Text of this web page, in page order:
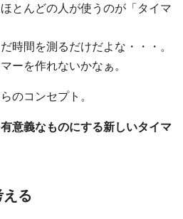
とんどの人が使うのが「タイマ
時間を測るだけだよな・・・。
ーを作れないかなぁ。
のコンセプト。
意義なものにする新しいタイマ
る